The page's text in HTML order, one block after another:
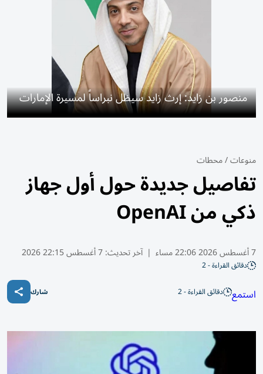
منصور بن زايد: إرث زايد سيظل نبراساً لمسيرة الإمارات
منوعات/محطات
تفاصيل جديدة حول أول جهاز
ذكي من OpenAI
7 أغسطس 2026 22:06 مساء | آخر تحديث:7 أغسطس 22:15 2026
دقائق القراءة - 2
استمع دقائق القراءة - 2 شارك